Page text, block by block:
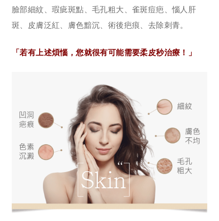
臉部細紋、瑕疵斑點、毛孔粗大、雀斑痘疤、惱人肝
斑、皮膚泛紅、膚色黯沉、術後疤痕、去除刺青。
「若有上述煩惱，您就很有可能需要柔皮秒治療！」